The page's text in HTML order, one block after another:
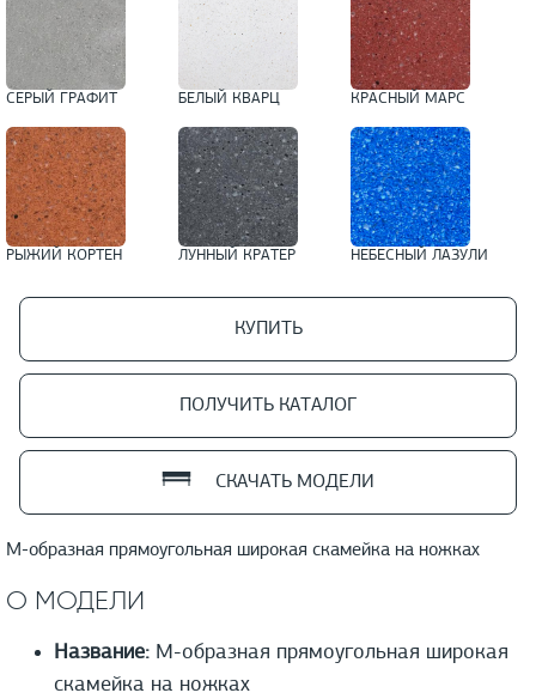
M-образная прямоугольная широкая скамейка на ножках
СЕРЫЙ ГРАФИТ БЕЛЫЙ КВАРЦ КРАСНЫЙ МАРС
РЫЖИЙ КОРТЕН ЛУННЫЙ КРАТЕР НЕБЕСНЫЙ ЛАЗУЛИ
КУПИТЬ
ПОЛУЧИТЬ КАТАЛОГ
СКАЧАТЬ МОДЕЛИ
О МОДЕЛИ
Название: M-образная прямоугольная широкая
скамейка на ножках